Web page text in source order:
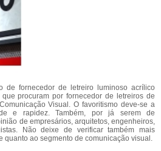
de fornecedor de letreiro luminoso acrílico
procuram por fornecedor de letreiros de
Visual. O favoritismo deve-se a
e rapidez. Também, por já serem de
de empresários, arquitetos, engenheiros,
Não deixe de verificar também mais
quanto ao segmento de comunicação visual.